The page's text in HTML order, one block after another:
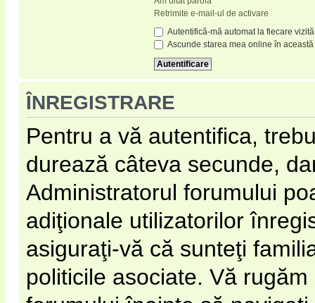
Retrimite e-mail-ul de activare
Autentifică-mă automat la fiecare vizită
Ascunde starea mea online în
ÎNREGISTRARE
Pentru a vă autentifica,
durează câteva secunde,
Administratorul forumului
adiţionale utilizatorilor
asiguraţi-vă că sunteţi
politicile asociate. Vă